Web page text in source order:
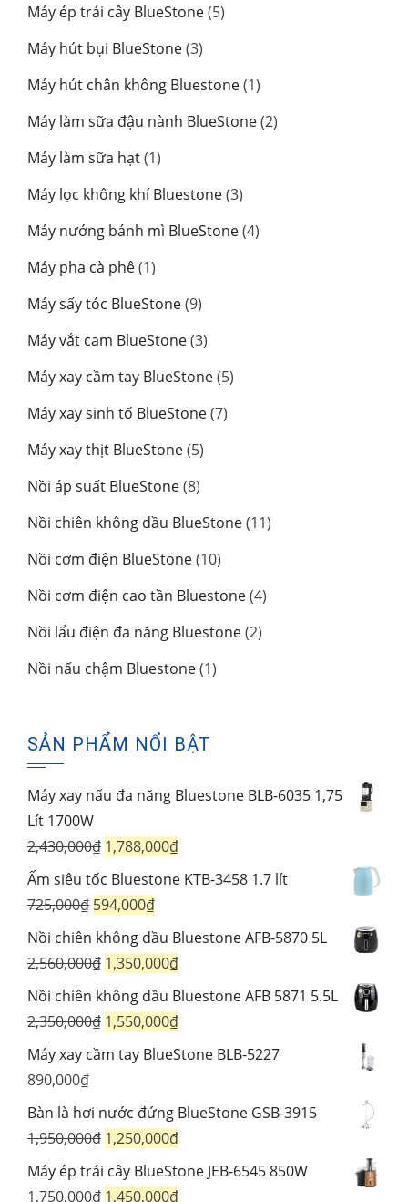
Máy ép trái cây BlueStone 55
Máy hút bụi BlueStone 33
Máy hút chân không Bluestone 11
phẩm
Máy làm sữa đậu nành BlueStone 22
Máy làm sữa hạt 11
Máy lọc không khí Bluestone 33
phẩm
Máy nướng bánh mì BlueStone 44
Máy pha cà phê 11
phẩm
Máy sấy tóc BlueStone 99
phẩm
Máy vắt cam BlueStone 33
phẩm
Máy xay cầm tay BlueStone 55
Máy xay sinh tố BlueStone 77
Máy xay thịt BlueStone 55
Nồi áp suất BlueStone 88
Nồi chiên không dầu BlueStone 1111
Nồi cơm điện BlueStone 1010
phẩm
Nồi cơm điện cao tần Bluestone 44
Nồi lẩu điện đa năng Bluestone 22
Nồi nấu chậm Bluestone 11
SẢN PHẨM NỔI BẬT
Máy xay nấu đa năng Bluestone BLB-6035 1,75
Lít 1700W
2,430,000₫ Giá
gốc
là:
1,788,000₫Giá
hiện
1,788,000₫.
Ấm siêu tốc Bluestone KTB-3458 1.7 lít
725,000₫ Giá
gốc
là:
594,000₫Giá
hiện
tại
594,000₫.
Nồi chiên không dầu Bluestone AFB-5870 5L
2,560,000₫ Giá
gốc
là:
1,350,000₫Giá
hiện
tại
1,350,000₫.
Nồi chiên không dầu Bluestone AFB 5871 5.5L
2,350,000₫ Giá
gốc
1,550,000₫Giá
hiện
1,550,000₫.
Máy xay cầm tay BlueStone BLB-5227
890,000₫
Bàn là hơi nước đứng BlueStone GSB-3915
1,950,000₫ Giá
gốc
là:
1,250,000₫Giá
tại
Máy ép trái cây BlueStone JEB-6545 850W
1,750,000₫ Giá
1,450,000₫Giá